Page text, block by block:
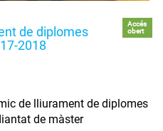
de diplomes
2018
Accés
obert
de lliurament de diplomes
de màster